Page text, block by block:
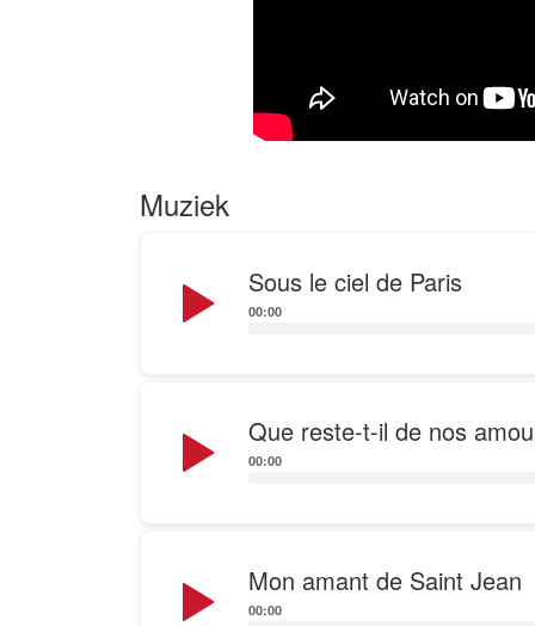
Muziek
Sous le ciel de Paris
Player
00:00
Que reste-t-il de nos
Player
00:00
Mon amant de Saint Jean
Player
00:00